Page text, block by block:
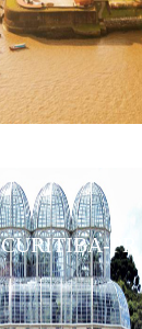
CURITIBA-PR